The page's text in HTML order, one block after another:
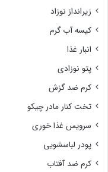
زیرانداز نوزاد
کیسه آب گرم
انبار غذا
پتو نوزادی
کرم ضد گزش
تخت کنار مادر چیکو
سرویس غذا خوری
پودر لباسشویی
کرم ضد آفتاب